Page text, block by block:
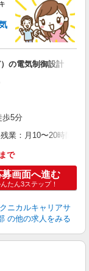
の電気制御設計
歩5分
業：月10〜20時間程
で
募画面へ進む
たん3ステップ！
ニカルキャリアサ
の他の求人をみる